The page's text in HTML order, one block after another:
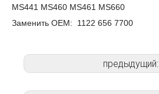
MS441 MS460 MS461 MS660
Заменить ОЕМ: 1122 656 7700
предыдущий: